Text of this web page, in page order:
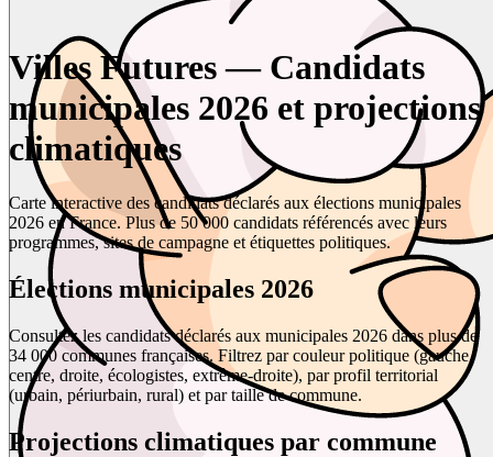
Villes Futures — Candidats
municipales 2026 et projections
climatiques
Carte interactive des candidats déclarés aux élections municipales
2026 en France. Plus de 50 000 candidats référencés avec leurs
programmes, sites de campagne et étiquettes politiques.
Élections municipales 2026
Consultez les candidats déclarés aux municipales 2026 dans plus de
34 000 communes françaises. Filtrez par couleur politique (gauche,
centre, droite, écologistes, extrême-droite), par profil territorial
(urbain, périurbain, rural) et par taille de commune.
Projections climatiques par commune